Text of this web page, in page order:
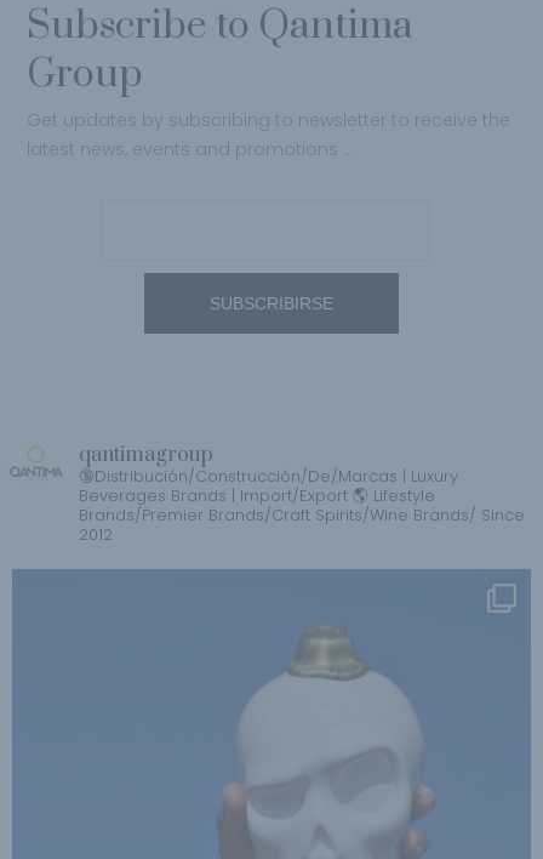
Subscribe to Qantima
Group
Get updates by subscribing to newsletter to receive the
latest news, events and promotions …
qantimagroup
🔞Distribución/Construcción/De/Marcas | Luxury
Beverages Brands | Import/Export 🌎 Lifestyle
Brands/Premier Brands/Craft Spirits/Wine Brands/ Since
2012